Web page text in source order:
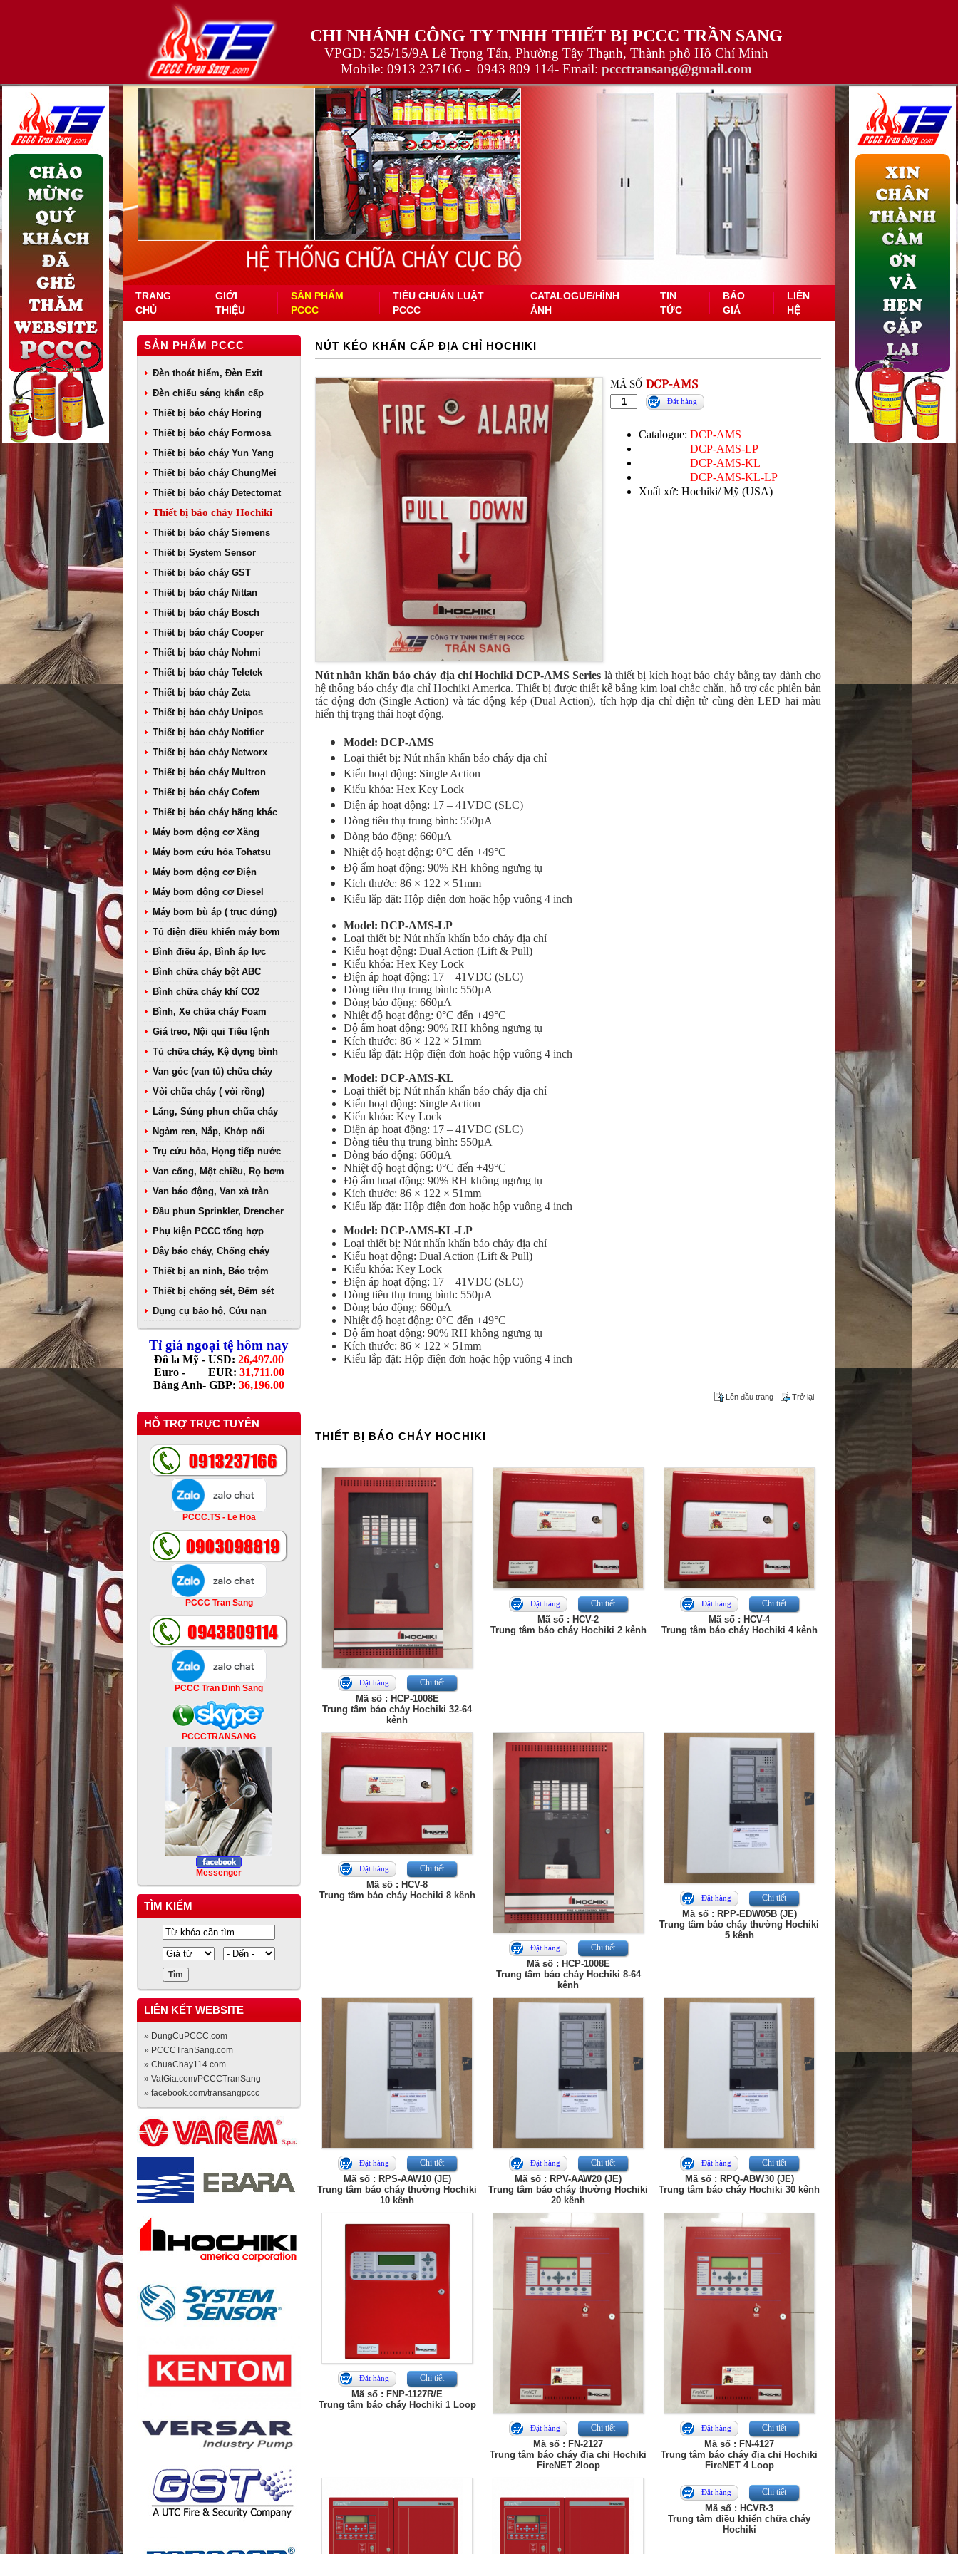
CHI NHÁNH CÔNG TY TNHH THIẾT BỊ PCCC TRẦN SANG
VPGD: 525/15/9A Lê Trọng Tấn, Phường Tây Thạnh, Thành phố Hồ Chí Minh
Mobile: 0913 237166 - 0943 809 114- Email: pccctransang@gmail.com
TRANG
CHỦ
GIỚI
THIỆU
SẢN PHẨM
PCCC
TIÊU CHUẨN LUẬT
PCCC
CATALOGUE/HÌNH
ẢNH
TIN
TỨC
BÁO
GIÁ
LIÊN
HỆ
SẢN PHẨM PCCC
Đèn thoát hiểm, Đèn Exit
Đèn chiếu sáng khẩn cấp
Thiết bị báo cháy Horing
Thiết bị báo cháy Formosa
Thiết bị báo cháy Yun Yang
Thiết bị báo cháy ChungMei
Thiết bị báo cháy Detectomat
Thiết bị báo cháy Hochiki
Thiết bị báo cháy Siemens
Thiết bị System Sensor
Thiết bị báo cháy GST
Thiết bị báo cháy Nittan
Thiết bị báo cháy Bosch
Thiết bị báo cháy Cooper
Thiết bị báo cháy Nohmi
Thiết bị báo cháy Teletek
Thiết bị báo cháy Zeta
Thiết bị báo cháy Unipos
Thiết bị báo cháy Notifier
Thiết bị báo cháy Networx
Thiết bị báo cháy Multron
Thiết bị báo cháy Cofem
Thiết bị báo cháy hãng khác
Máy bơm động cơ Xăng
Máy bơm cứu hỏa Tohatsu
Máy bơm động cơ Điện
Máy bơm động cơ Diesel
Máy bơm bù áp ( trục đứng)
Tủ điện điều khiển máy bơm
Bình điều áp, Bình áp lực
Bình chữa cháy bột ABC
Bình chữa cháy khí CO2
Bình, Xe chữa cháy Foam
Giá treo, Nội qui Tiêu lệnh
Tủ chữa cháy, Kệ đựng bình
Van góc (van tủ) chữa cháy
Vòi chữa cháy ( vòi rồng)
Lăng, Súng phun chữa cháy
Ngàm ren, Nắp, Khớp nối
Trụ cứu hỏa, Họng tiếp nước
Van cổng, Một chiều, Rọ bơm
Van báo động, Van xả tràn
Đầu phun Sprinkler, Drencher
Phụ kiện PCCC tổng hợp
Dây báo cháy, Chống cháy
Thiết bị an ninh, Báo trộm
Thiết bị chống sét, Đếm sét
Dụng cụ bảo hộ, Cứu nạn
Tỉ giá ngoại tệ hôm nay
Đô la Mỹ - USD: 26,497.00
Euro - EUR: 31,711.00
Bảng Anh- GBP: 36,196.00
HỖ TRỢ TRỰC TUYẾN
PCCC.TS - Le Hoa
PCCC Tran Sang
PCCC Tran Dinh Sang
PCCCTRANSANG
Messenger
TÌM KIẾM
LIÊN KẾT WEBSITE
» DungCuPCCC.com
» PCCCTranSang.com
» ChuaChay114.com
» VatGia.com/PCCCTranSang
» facebook.com/transangpccc
NÚT KÉO KHẨN CẤP ĐỊA CHỈ HOCHIKI
MÃ SỐ DCP-AMS
Đặt hàng
Catalogue: DCP-AMS
DCP-AMS-LP
DCP-AMS-KL
DCP-AMS-KL-LP
Xuất xứ: Hochiki/ Mỹ (USA)
Nút nhấn khẩn báo cháy địa chỉHochiki DCP-AMS Series là thiết bị kích hoạt báo cháy bằng tay dành cho
hệ thống báo cháy địa chỉ Hochiki America. Thiết bị được thiết kế bằng kim loại chắc chắn, hỗ trợ các phiên bản
tác động đơn (Single Action) và tác động kép (Dual Action), tích hợp địa chỉ điện tử cùng đèn LED hai màu
hiển thị trạng thái hoạt động.
Model: DCP-AMS
Loại thiết bị: Nút nhấn khẩn báo cháy địa chỉ
Kiểu hoạt động: Single Action
Kiểu khóa: Hex Key Lock
Điện áp hoạt động: 17 – 41VDC (SLC)
Dòng tiêu thụ trung bình: 550µA
Dòng báo động: 660µA
Nhiệt độ hoạt động: 0°C đến +49°C
Độ ẩm hoạt động: 90% RH không ngưng tụ
Kích thước: 86 × 122 × 51mm
Kiểu lắp đặt: Hộp điện đơn hoặc hộp vuông 4 inch
Model: DCP-AMS-LP
Loại thiết bị: Nút nhấn khẩn báo cháy địa chỉ
Kiểu hoạt động: Dual Action (Lift & Pull)
Kiểu khóa: Hex Key Lock
Điện áp hoạt động: 17 – 41VDC (SLC)
Dòng tiêu thụ trung bình: 550µA
Dòng báo động: 660µA
Nhiệt độ hoạt động: 0°C đến +49°C
Độ ẩm hoạt động: 90% RH không ngưng tụ
Kích thước: 86 × 122 × 51mm
Kiểu lắp đặt: Hộp điện đơn hoặc hộp vuông 4 inch
Model: DCP-AMS-KL
Loại thiết bị: Nút nhấn khẩn báo cháy địa chỉ
Kiểu hoạt động: Single Action
Kiểu khóa: Key Lock
Điện áp hoạt động: 17 – 41VDC (SLC)
Dòng tiêu thụ trung bình: 550µA
Dòng báo động: 660µA
Nhiệt độ hoạt động: 0°C đến +49°C
Độ ẩm hoạt động: 90% RH không ngưng tụ
Kích thước: 86 × 122 × 51mm
Kiểu lắp đặt: Hộp điện đơn hoặc hộp vuông 4 inch
Model: DCP-AMS-KL-LP
Loại thiết bị: Nút nhấn khẩn báo cháy địa chỉ
Kiểu hoạt động: Dual Action (Lift & Pull)
Kiểu khóa: Key Lock
Điện áp hoạt động: 17 – 41VDC (SLC)
Dòng tiêu thụ trung bình: 550µA
Dòng báo động: 660µA
Nhiệt độ hoạt động: 0°C đến +49°C
Độ ẩm hoạt động: 90% RH không ngưng tụ
Kích thước: 86 × 122 × 51mm
Kiểu lắp đặt: Hộp điện đơn hoặc hộp vuông 4 inch
Lên đầu trang Trở lại
THIẾT BỊ BÁO CHÁY HOCHIKI
Đặt hàng Chi tiết
Mã số : HCP-1008E
Trung tâm báo cháy Hochiki 32-64
kênh
Đặt hàng Chi tiết
Mã số : HCV-2
Trung tâm báo cháy Hochiki 2 kênh
Đặt hàng Chi tiết
Mã số : HCV-4
Trung tâm báo cháy Hochiki 4 kênh
Đặt hàng Chi tiết
Mã số : HCV-8
Trung tâm báo cháy Hochiki 8 kênh
Đặt hàng Chi tiết
Mã số : HCP-1008E
Trung tâm báo cháy Hochiki 8-64
kênh
Đặt hàng Chi tiết
Mã số : RPP-EDW05B (JE)
Trung tâm báo cháy thường Hochiki
5 kênh
Đặt hàng Chi tiết
Mã số : RPS-AAW10 (JE)
Trung tâm báo cháy thường Hochiki
10 kênh
Đặt hàng Chi tiết
Mã số : RPV-AAW20 (JE)
Trung tâm báo cháy thường Hochiki
20 kênh
Đặt hàng Chi tiết
Mã số : RPQ-ABW30 (JE)
Trung tâm báo cháy Hochiki 30 kênh
Đặt hàng Chi tiết
Mã số : FNP-1127R/E
Trung tâm báo cháy Hochiki 1 Loop
Đặt hàng Chi tiết
Mã số : FN-2127
Trung tâm báo cháy địa chỉ Hochiki
FireNET 2loop
Đặt hàng Chi tiết
Mã số : FN-4127
Trung tâm báo cháy địa chỉ Hochiki
FireNET 4 Loop
Đặt hàng Chi tiết
Mã số : HCVR-3
Trung tâm điều khiển chữa cháy
Hochiki